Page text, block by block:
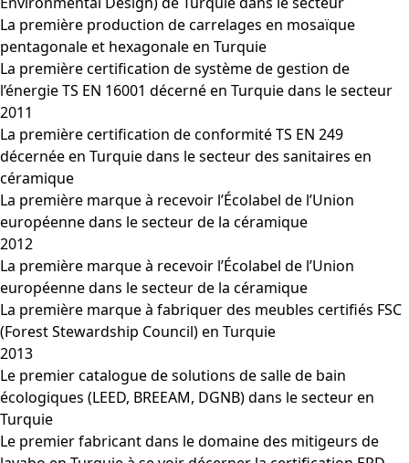
La première production de carrelages en mosaïque
pentagonale et hexagonale en Turquie
La première certification de système de gestion de
l’énergie TS EN 16001 décerné en Turquie dans le secteur
2011
La première certification de conformité TS EN 249
décernée en Turquie dans le secteur des sanitaires en
céramique
La première marque à recevoir l’Écolabel de l’Union
européenne dans le secteur de la céramique
2012
La première marque à recevoir l’Écolabel de l’Union
européenne dans le secteur de la céramique
La première marque à fabriquer des meubles certifiés FSC
(Forest Stewardship Council) en Turquie
2013
Le premier catalogue de solutions de salle de bain
écologiques (LEED, BREEAM, DGNB) dans le secteur en
Turquie
Le premier fabricant dans le domaine des mitigeurs de